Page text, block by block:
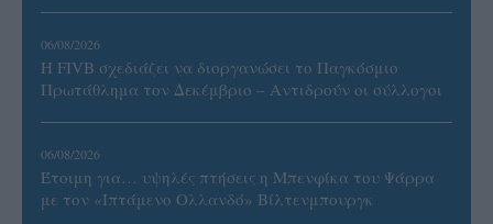
06/08/2026
Η FIVB σχεδιάζει να διοργανώσει το Παγκόσμιο
Πρωτάθλημα τον Δεκέμβριο – Αντιδρούν οι σύλλογοι
06/08/2026
Έτοιμη για… υψηλές πτήσεις η Μπενφίκα του Ψάρρα
με τον «Ιπτάμενο Ολλανδό» Βίλτενμπουργκ